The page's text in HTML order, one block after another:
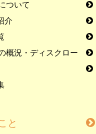
ついて
介
概況・ディスクロー
と